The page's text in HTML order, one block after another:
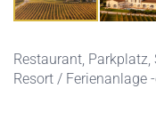
Restaurant, Parkplatz,
Resort / Ferienanlage